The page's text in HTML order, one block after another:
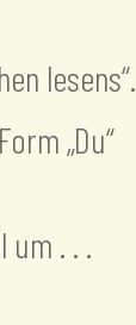
lesens“.
„Du“
. . .